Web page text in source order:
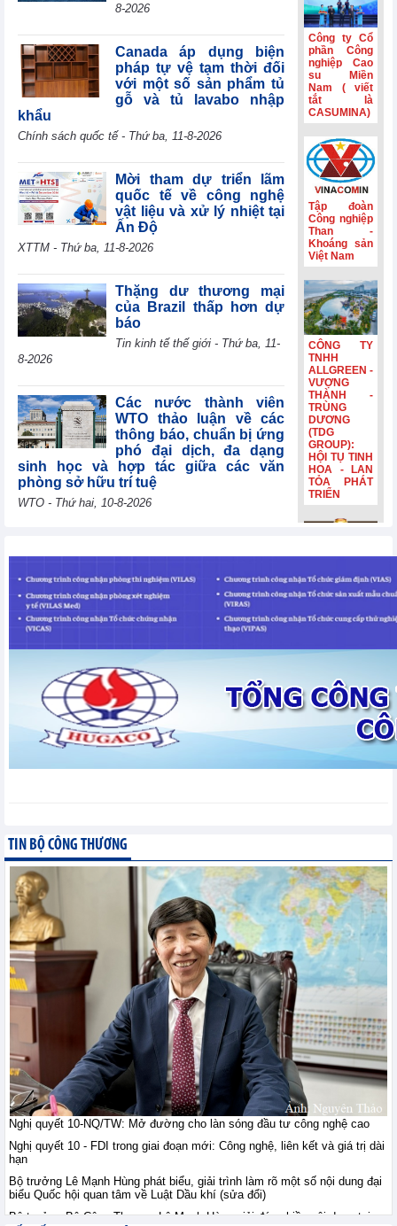
cho các nền kinh
tế mới nổi
Hành trình gắn
kết và nét đẹp
văn hóa Phân lân
Không còn lãi
lợi nhuận quý
II/2026 của HBC
giảm 55%
Lợi nhuận sau
thuế 6 tháng
giảm 82,9%,
dòng tiền âm
đồng
8-2026
Canada áp dụng biện
pháp tự vệ tạm thời đối
với một số sản phẩm tủ
gỗ và tủ lavabo nhập
khẩu
Chính sách quốc tế - Thứ ba, 11-8-2026
Mời tham dự triển lãm
quốc tế về công nghệ
vật liệu và xử lý nhiệt tại
Ấn Độ
XTTM - Thứ ba, 11-8-2026
Thặng dư thương mại
của Brazil thấp hơn dự
báo
Tin kinh tế thế giới - Thứ ba, 11-
8-2026
Các nước thành viên
WTO thảo luận về các
thông báo, chuẩn bị ứng
phó đại dịch, đa dạng
sinh học và hợp tác giữa các văn
phòng sở hữu trí tuệ
WTO - Thứ hai, 10-8-2026
WTO năm 2026, cảm ơn
các nước thành viên vì
sự hợp tác liên tục
WTO - Thứ hai, 10-8-2026
Lithuania đóng góp
30.000 EUR để giúp các
nền kinh tế đang phát
triển và các nước kém
phát triển nhất nâng cao năng lực
thương mại
WTO - Thứ hai, 10-8-2026
định sau khi vượt đỉnh
bảy tuần, đồng duy trì
trên 14.000 USD, quặng sắt giằng co
trước lo ngại nguồn cung
Tin hàng hoá thế giới - Thứ hai, 10-8-2026
Thị trường nông sản thế
giới ngày 10/8: Lúa mì
tăng do rủi ro Biển Đen;
ngô, đậu tương tăng
nhẹ; đường tăng mạnh
Tin hàng hoá thế giới - Thứ hai, 10-8-2026
Tham gia sâu thị trường
công nghiệp chế tạo Hà
Lan: Doanh nghiệp Việt
Hội nhập - Thứ hai, 10-8-2026
Việt Nam - Australia: Mở
chương hợp tác mới
Công ty Cổ
phần Công
nghiệp Cao
su Miền
Nam ( viết
tắt là
CASUMINA)
Tập đoàn
Công nghiệp
Than -
Khoáng sản
Việt Nam
CÔNG TY
TNHH
ALLGREEN -
VƯỢNG
THÀNH -
TRÙNG
DƯƠNG
(TDG
GROUP):
HỘI TỤ TINH
HOA - LAN
TỎA PHÁT
TRIỂN
Bia Hà Nội
diện, tiếp
nối hành
hơn 132
diện, tiếp
trình lịch sử
hơn 132
năm
TIN BỘ CÔNG THƯƠNG
Nghị quyết 10-NQ/TW: Mở đường cho làn sóng đầu tư công nghệ cao
Nghị quyết 10 - FDI trong giai đoạn mới: Công nghệ, liên kết và giá trị dài
hạn
Bộ trưởng Lê Mạnh Hùng phát biểu, giải trình làm rõ một số nội dung đại
biểu Quốc hội quan tâm về Luật Dầu khí (sửa đổi)
Bộ trưởng Bộ Công Thương Lê Mạnh Hùng giải đáp nhiều nội dung tại